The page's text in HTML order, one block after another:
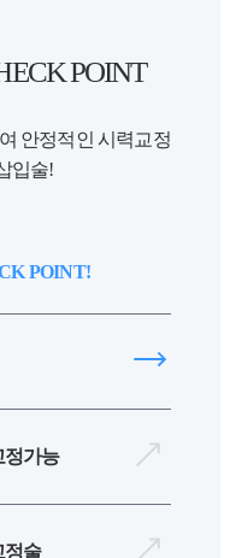
POINT
안정적인 시력교정
입술!
POINT!
정가능
정술